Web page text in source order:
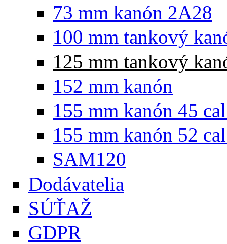
73 mm kanón 2A28
100 mm tankový
125 mm tankový
152 mm kanón
155 mm kanón 45
155 mm kanón 52
SAM120
Dodávatelia
SÚŤAŽ
GDPR